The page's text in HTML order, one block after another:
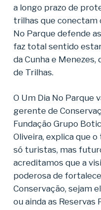
a longo prazo de
trilhas que conectam
No Parque defende
faz total sentido
da Cunha e
de Trilhas.
O Um Dia No Parque
gerente de
Fundação Grupo
Oliveira, explica que
só turistas, mas
acreditamos que a
poderosa de
Conservação, sejam
ou ainda as